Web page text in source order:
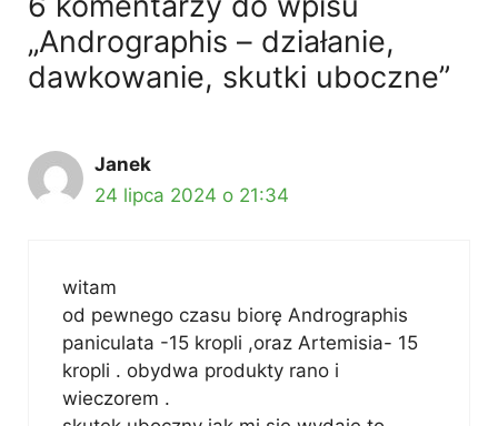
„Andrographis – działanie,
dawkowanie, skutki uboczne”
Janek
24 lipca 2024 o 21:34
witam
od pewnego czasu biorę Andrographis
paniculata -15 kropli ,oraz Artemisia- 15
kropli . obydwa produkty rano i
wieczorem .